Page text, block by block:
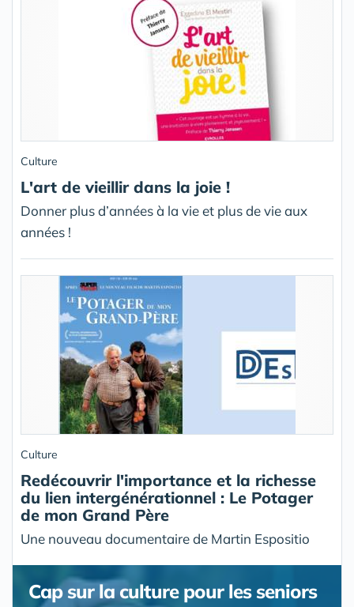
Culture
L'art de vieillir dans la joie !
Donner plus d’années à la vie et plus de vie aux
années !
Culture
Redécouvrir l'importance et la richesse
du lien intergénérationnel : Le Potager
de mon Grand Père
Une nouveau documentaire de Martin Espositio
Cap sur la culture pour les seniors